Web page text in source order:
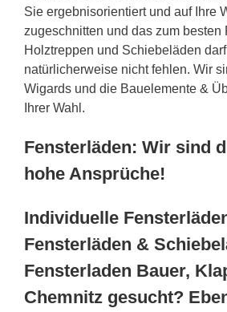
Sie ergebnisorientiert und auf Ihre
zugeschnitten und das zum besten
Holztreppen und Schiebeläden
natürlicherweise nicht fehlen. Wir
Wigards und die Bauelemente &
Ihrer Wahl.
Fensterläden: Wir sind
hohe Ansprüche!
Individuelle
Fensterläden &
Fensterladen Bauer,
Chemnitz gesucht?